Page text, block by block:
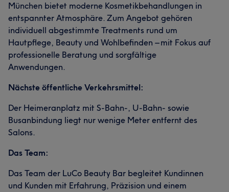
München bietet moderne Kosmetikbehandlungen in
entspannter Atmosphäre. Zum Angebot gehören
individuell abgestimmte Treatments rund um
Hautpflege, Beauty und Wohlbefinden – mit Fokus auf
professionelle Beratung und sorgfältige
Anwendungen.
Nächste öffentliche Verkehrsmittel:
Der Heimeranplatz mit S-Bahn-, U-Bahn- sowie
Busanbindung liegt nur wenige Meter entfernt des
Salons.
Das Team:
Das Team der LuCo Beauty Bar begleitet Kundinnen
und Kunden mit Erfahrung, Präzision und einem